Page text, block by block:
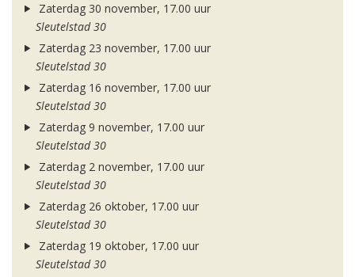
Zaterdag 30 november, 17.00 uur
Sleutelstad 30
Zaterdag 23 november, 17.00 uur
Sleutelstad 30
Zaterdag 16 november, 17.00 uur
Sleutelstad 30
Zaterdag 9 november, 17.00 uur
Sleutelstad 30
Zaterdag 2 november, 17.00 uur
Sleutelstad 30
Zaterdag 26 oktober, 17.00 uur
Sleutelstad 30
Zaterdag 19 oktober, 17.00 uur
Sleutelstad 30